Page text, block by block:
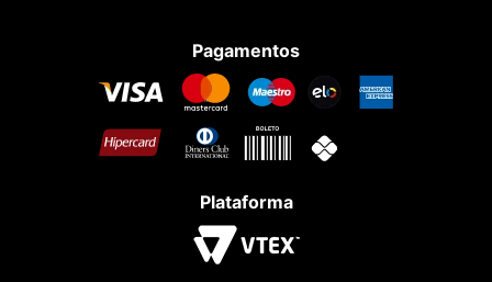
Pagamentos
Plataforma